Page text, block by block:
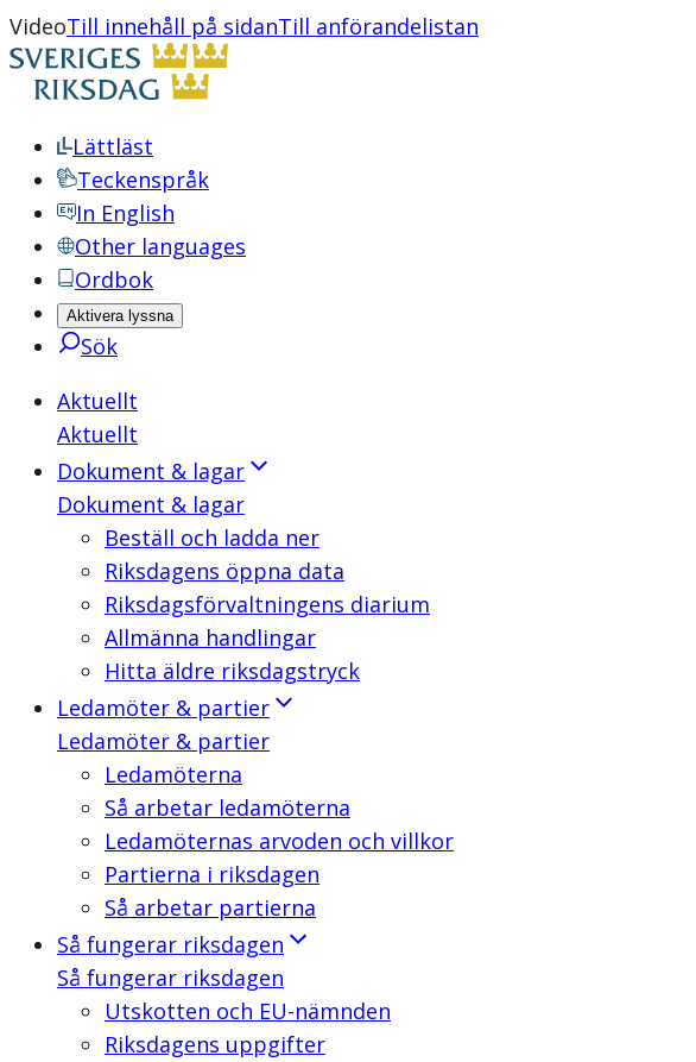
VideoTill innehåll på sidanTill anförandelistan
Lättläst
Teckenspråk
In English
Other languages
Ordbok
Aktivera lyssna
Sök
Aktuellt
Aktuellt
Dokument & lagar
Dokument & lagar
Beställ och ladda ner
Riksdagens öppna data
Riksdagsförvaltningens diarium
Allmänna handlingar
Hitta äldre riksdagstryck
Ledamöter & partier
Ledamöter & partier
Ledamöterna
Så arbetar ledamöterna
Ledamöternas arvoden och villkor
Partierna i riksdagen
Så arbetar partierna
Så fungerar riksdagen
Så fungerar riksdagen
Utskotten och EU-nämnden
Riksdagens uppgifter